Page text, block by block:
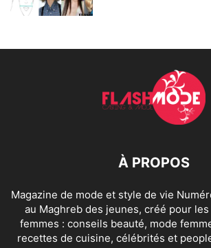
À PROPOS
Magazine de mode et style de vie
au Maghreb des jeunes, créé pour
femmes : conseils beauté, mode
recettes de cuisine, célébrités et